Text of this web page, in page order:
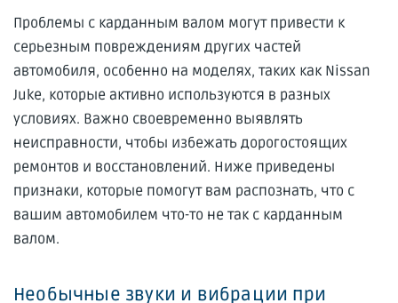
Проблемы с карданным валом могут привести к
серьезным повреждениям других частей
автомобиля, особенно на моделях, таких как Nissan
Juke, которые активно используются в разных
условиях. Важно своевременно выявлять
неисправности, чтобы избежать дорогостоящих
ремонтов и восстановлений. Ниже приведены
признаки, которые помогут вам распознать, что с
вашим автомобилем что-то не так с карданным
валом.
Необычные звуки и вибрации при